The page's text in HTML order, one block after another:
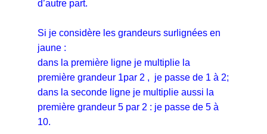
d’autre part.
Si je considère les grandeurs surlignées en
jaune :
dans la première ligne je multiplie la
première grandeur 1par 2 , je passe de 1 à 2;
dans la seconde ligne je multiplie aussi la
première grandeur 5 par 2 : je passe de 5 à
10.